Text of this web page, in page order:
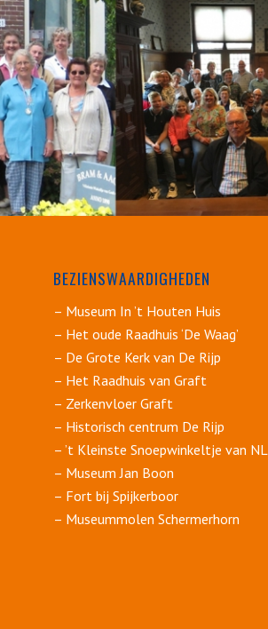
BEZIENSWAARDIGHEDEN
– Museum In ’t Houten Huis
– Het oude Raadhuis ‘De Waag’
– De Grote Kerk van De Rijp
– Het Raadhuis van Graft
– Zerkenvloer Graft
– Historisch centrum De Rijp
– ’t Kleinste Snoepwinkeltje van NL
– Museum Jan Boon
– Fort bij Spijkerboor
– Museummolen Schermerhorn